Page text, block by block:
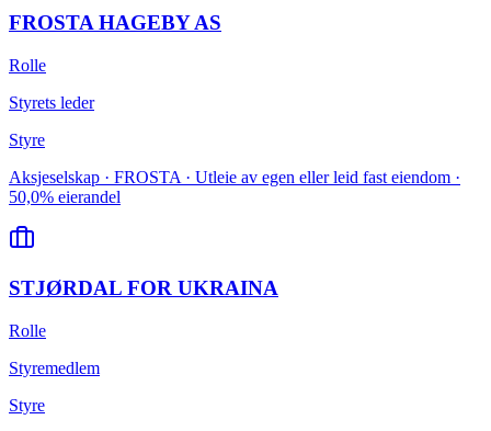
FROSTA HAGEBY AS
Rolle
Styrets leder
Styre
Aksjeselskap · FROSTA · Utleie av egen eller leid fast eiendom ·
50,0% eierandel
STJØRDAL FOR UKRAINA
Rolle
Styremedlem
Styre